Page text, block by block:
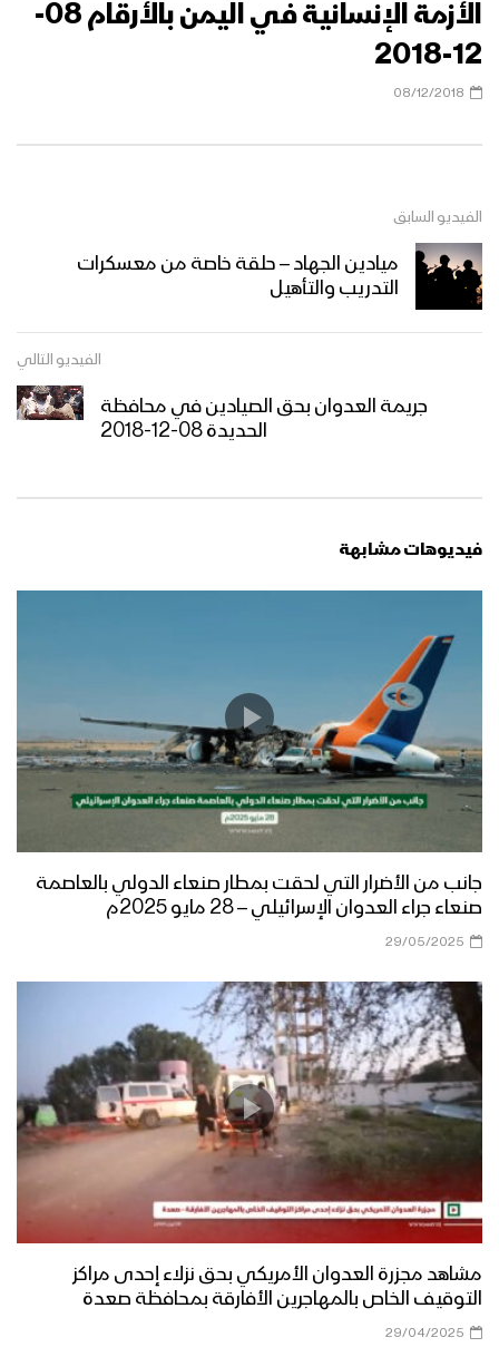
الأزمة الإنسانية في اليمن بالأرقام 08-
12-2018
08/12/2018
الفيديو السابق
ميادين الجهاد – حلقة خاصة من معسكرات
التدريب والتأهيل
الفيديو التالي
جريمة العدوان بحق الصيادين في محافظة
الحديدة 08-12-2018
فيديوهات مشابهة
جانب من الأضرار التي لحقت بمطار صنعاء الدولي بالعاصمة
صنعاء جراء العدوان الإسرائيلي – 28 مايو 2025م
29/05/2025
مشاهد مجزرة العدوان الأمريكي بحق نزلاء إحدى مراكز
التوقيف الخاص بالمهاجرين الأفارقة بمحافظة صعدة
29/04/2025